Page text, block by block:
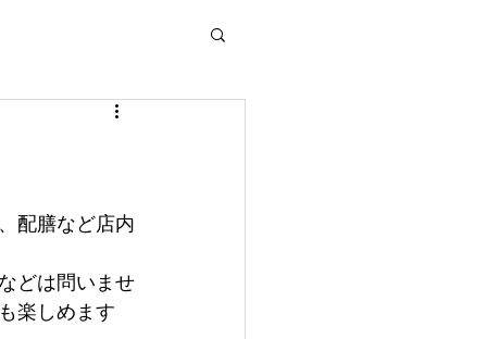
配膳など店内
どは問いませ
楽しめます